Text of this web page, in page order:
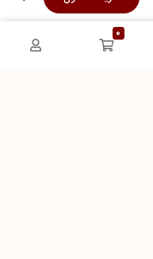
حریم خصوصی
0